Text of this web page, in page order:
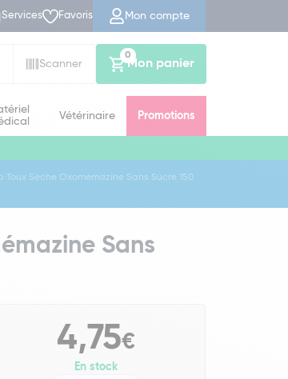
Services Favoris Mon compte
Scanner
Mon panier
0
Vétérinaire Promotions
Toux Sèche Oxomémazine Sans Sucre 150
Sans
4,75€
En stock